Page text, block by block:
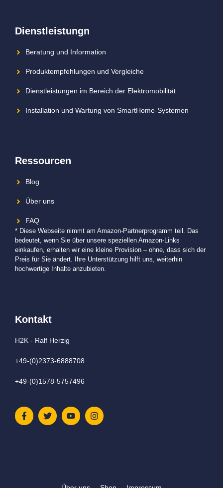
Dienstleistungn
Beratung und Information
Produktempfehlungen und Vergleiche
Dienstleistungen im Bereich der Elektromobilität
Installation und Wartung von SmartHome-Systemen
Ressourcen
Blog
Über uns
FAQ
* Diese Webseite nimmt am Amazon-Partnerprogramm teil. Das
bedeutet, wenn Sie über unsere speziellen Amazon-Links
einkaufen, erhalten wir eine kleine Provision – ohne, dass sich der
Preis für Sie ändert. Ihre Unterstützung hilft uns, weiterhin
hochwertige Inhalte anzubieten.
Kontakt
H2K - Ralf Herzig
+49-(0)2373-6888708
+49-(0)1578-5757496